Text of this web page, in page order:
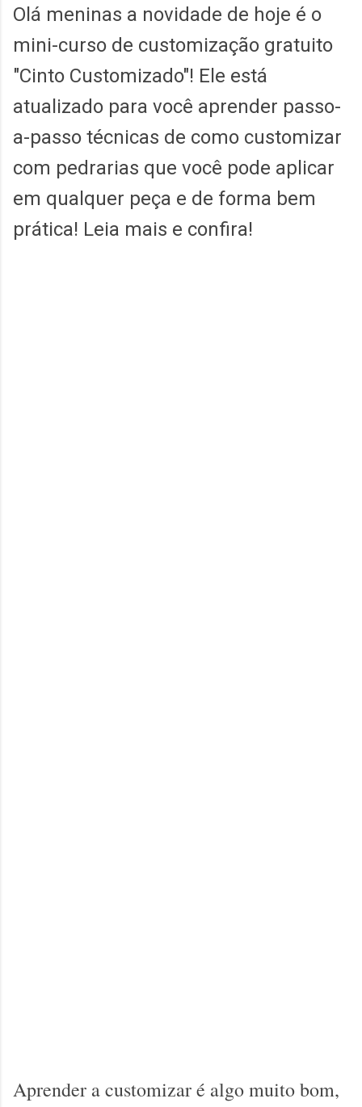
Olá meninas a novidade de hoje é o
mini-curso de customização gratuito
"Cinto Customizado"! Ele está
atualizado para você aprender passo-
a-passo técnicas de como customizar
com pedrarias que você pode aplicar
em qualquer peça e de forma bem
prática! Leia mais e confira!
Aprender a customizar é algo muito bom,